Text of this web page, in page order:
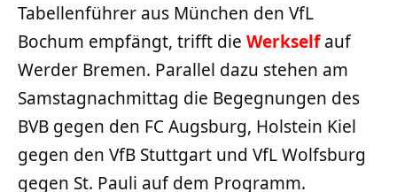
Tabellenführer aus München den VfL
Bochum empfängt, trifft die Werkselfauf
Werder Bremen. Parallel dazu stehen am
Samstagnachmittag die Begegnungen des
BVB gegen den FC Augsburg, Holstein Kiel
gegen den VfB Stuttgart und VfL Wolfsburg
gegen St. Pauli auf dem Programm.